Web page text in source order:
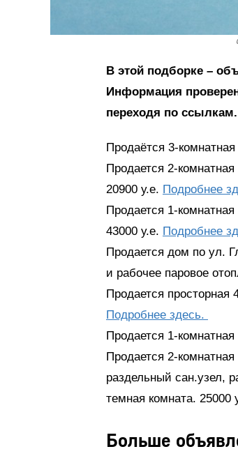
В этой подборке –
Информация
переходя по ссылкам.
Продаётся 3-
Продается 2-
20900 у.е. Подробнее
Продается 1-
43000 у.е. Подробнее
Продается дом по ул.
и рабочее паровое
Продается просторная
Подробнее здесь.
Продается 1-
Продается 2-
раздельный сан.узел,
темная комната. 25000
Больше